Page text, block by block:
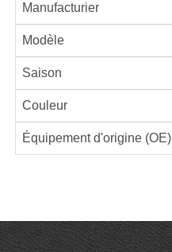
Manufacturier
Modèle
Saison
Couleur
Équipement d'origine (OE)